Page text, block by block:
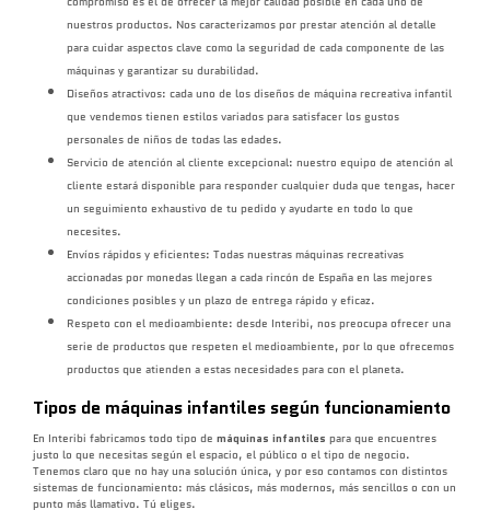
nuestros productos. Nos caracterizamos por prestar atención al detalle
para cuidar aspectos clave como la seguridad de cada componente de las
máquinas y garantizar su durabilidad.
Diseños atractivos: cada uno de los diseños de máquina recreativa infantil
que vendemos tienen estilos variados para satisfacer los gustos
personales de niños de todas las edades.
Servicio de atención al cliente excepcional: nuestro equipo de atención al
cliente estará disponible para responder cualquier duda que tengas, hacer
un seguimiento exhaustivo de tu pedido y ayudarte en todo lo que
necesites.
Envíos rápidos y eficientes: Todas nuestras máquinas recreativas
accionadas por monedas llegan a cada rincón de España en las mejores
condiciones posibles y un plazo de entrega rápido y eficaz.
Respeto con el medioambiente: desde Interibi, nos preocupa ofrecer una
serie de productos que respeten el medioambiente, por lo que ofrecemos
productos que atienden a estas necesidades para con el planeta.
Tipos de máquinas infantiles según funcionamiento
En Interibi fabricamos todo tipo de máquinas infantiles para que encuentres
justo lo que necesitas según el espacio, el público o el tipo de negocio.
Tenemos claro que no hay una solución única, y por eso contamos con distintos
sistemas de funcionamiento: más clásicos, más modernos, más sencillos o con un
punto más llamativo. Tú eliges.